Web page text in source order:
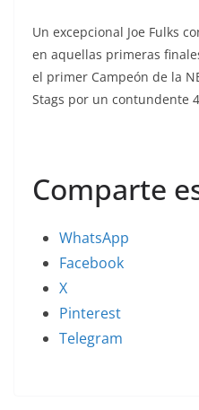
Un excepcional Joe Fulks
en aquellas primeras
el primer Campeón de la
Stags por un contundente
Comparte
WhatsApp
Facebook
X
Pinterest
Telegram